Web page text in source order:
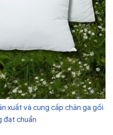
xuất và cung cấp chăn ga gối
đạt chuẩn